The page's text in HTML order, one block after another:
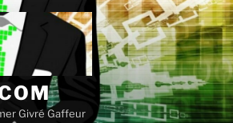
Givré Gaffeur